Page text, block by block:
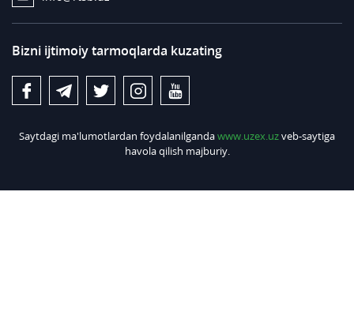
Bizni ijtimoiy tarmoqlarda kuzating
Saytdagi ma'lumotlardan foydalanilgandawww.uzex.uzveb-saytiga
havola qilish majburiy.